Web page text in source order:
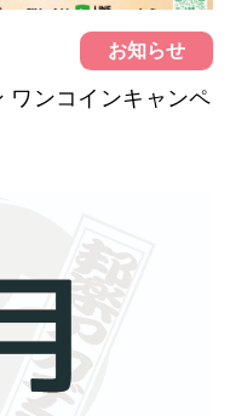
お知らせ
ワンコインキャンペ